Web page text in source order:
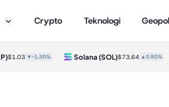
Crypto Teknologi
$1.03 ▼-1.30% Solana (SOL)$73.64 ▲0.50%